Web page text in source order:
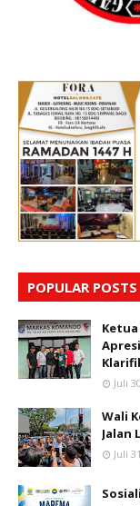
POPULAR POSTS
Ketua
Juli
Wali
Jalan
Juli